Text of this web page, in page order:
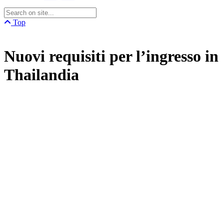
Top
Nuovi requisiti per l’ingresso in
Thailandia